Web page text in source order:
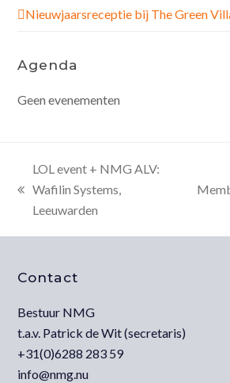
Nieuwjaarsreceptie bij The Green
Agenda
Geen evenementen
previous
post:
LOL event + NMG ALV:
Wafilin Systems,
Leeuwarden
next
Contact
Bestuur NMG
t.a.v. Patrick de Wit (secretaris)
+31(0)6288 283 59
info@nmg.nu